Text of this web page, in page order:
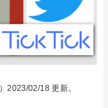
2023/02/18 更新。